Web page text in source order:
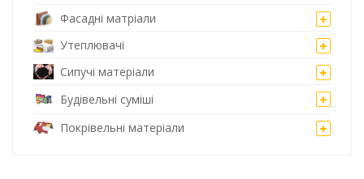
Фасадні матріали
Утеплювачі
Сипучі матеріали
Будівельні суміші
Покрівельні матеріали